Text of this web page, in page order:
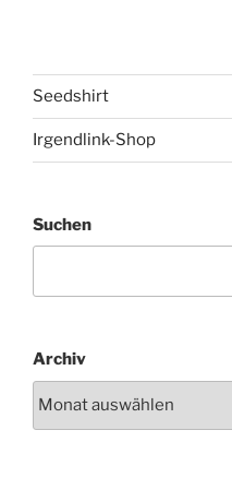
Seedshirt
Irgendlink-Shop
Suchen
Archiv